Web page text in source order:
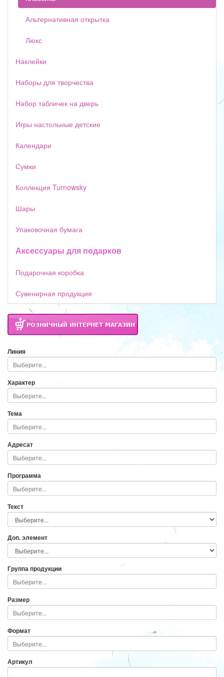
Альтернативная открытка
Люкс
Наклейки
Наборы для творчества
Набор табличек на дверь
Игры настольные детские
Календари
Сумки
Коллекция Turnowsky
Шары
Упаковочная бумага
Аксессуары для подарков
Подарочная коробка
Сувенирная продукция
Линия
Характер
Тема
Адресат
Программа
Текст
Доп. элемент
Группа продукции
Размер
Формат
Артикул